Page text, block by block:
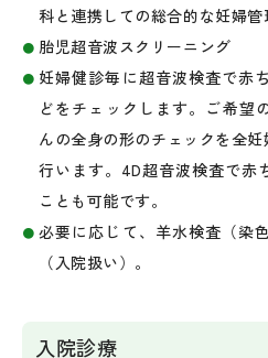
科と連携しての総合的な妊婦
胎児超音波スクリーニング
妊婦健診毎に超音波検査で赤
どをチェックします。ご希望
んの全身の形のチェックを全
行います。4D超音波検査で赤
ことも可能です。
必要に応じて、羊水検査（染
（入院扱い）。
入院診療